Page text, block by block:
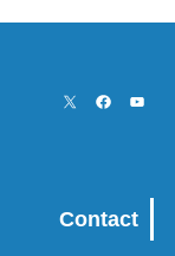
Contact